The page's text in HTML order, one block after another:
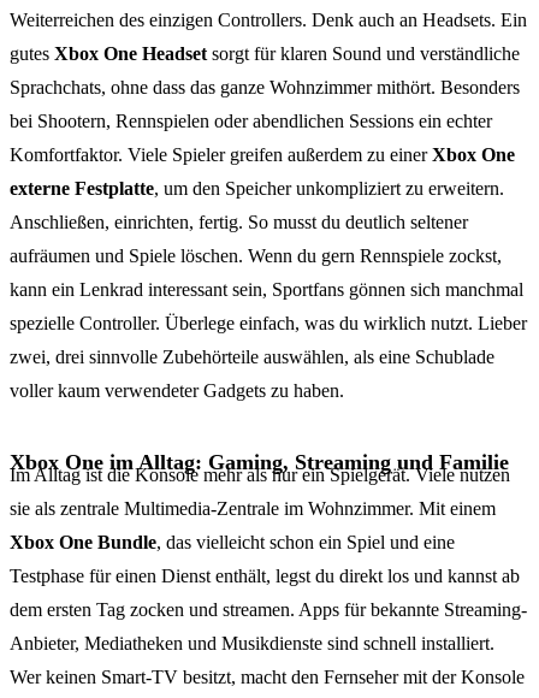
Weiterreichen des einzigen Controllers. Denk auch an Headsets. Ein
gutes Xbox One Headset sorgt für klaren Sound und verständliche
Sprachchats, ohne dass das ganze Wohnzimmer mithört. Besonders
bei Shootern, Rennspielen oder abendlichen Sessions ein echter
Komfortfaktor. Viele Spieler greifen außerdem zu einerXbox One
externe Festplatte, um den Speicher unkompliziert zu erweitern.
Anschließen, einrichten, fertig. So musst du deutlich seltener
aufräumen und Spiele löschen. Wenn du gern Rennspiele zockst,
kann ein Lenkrad interessant sein, Sportfans gönnen sich manchmal
spezielle Controller. Überlege einfach, was du wirklich nutzt. Lieber
zwei, drei sinnvolle Zubehörteile auswählen, als eine Schublade
voller kaum verwendeter Gadgets zu haben.
Xbox One im Alltag: Gaming, Streaming und Familie
Im Alltag ist die Konsole mehr als nur ein Spielgerät. Viele nutzen
sie als zentrale Multimedia-Zentrale im Wohnzimmer. Mit einem
Xbox One Bundle, das vielleicht schon ein Spiel und eine
Testphase für einen Dienst enthält, legst du direkt los und kannst ab
dem ersten Tag zocken und streamen. Apps für bekannte Streaming-
Anbieter, Mediatheken und Musikdienste sind schnell installiert.
Wer keinen Smart-TV besitzt, macht den Fernseher mit der Konsole